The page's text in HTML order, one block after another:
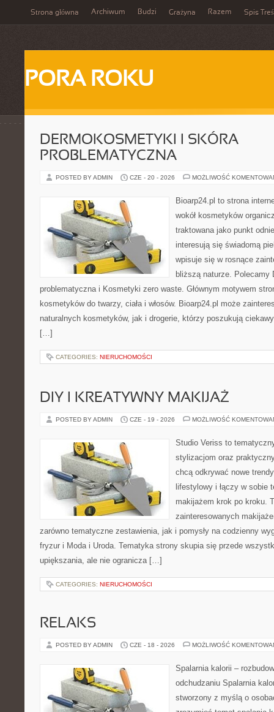
Strona główna Archiwum Budzi Grażyna Razem Spis
PORA ROKU
DERMOKOSMETYKI I SKÓRA
PROBLEMATYCZNA
POSTED BY ADMIN CZE - 20 - 2026 MOŻLIWOŚĆ
Bioarp24.pl to strona
wokół kosmetyków
traktowana jako punkt
interesują się świadomą
wpisuje się w rosnące
bliższą naturze. Polecamy
problematyczna i Kosmetyki zero waste. Głównym motywem
kosmetyków do twarzy, ciała i włosów. Bioarp24.pl może
naturalnych kosmetyków, jak i drogerie, którzy poszukują
[…]
CATEGORIES: NIERUCHOMOŚCI
DIY I KREATYWNY MAKIJAŻ
POSTED BY ADMIN CZE - 19 - 2026 MOŻLIWOŚĆ
Studio Veriss to
stylizacjom oraz
chcą odkrywać nowe
lifestylowy i łączy w sobie
makijażem krok po kroku.
zainteresowanych
zarówno tematyczne zestawienia, jak i pomysły na codzienny
fryzur i Moda i Uroda. Tematyka strony skupia się przede
upiększania, ale nie ogranicza […]
CATEGORIES: NIERUCHOMOŚCI
RELAKS
POSTED BY ADMIN CZE - 18 - 2026 MOŻLIWOŚĆ
Spalarnia kalorii –
odchudzaniu Spalarnia
stworzony z myślą o